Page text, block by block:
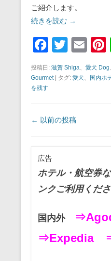
ご紹介します。
続きを読む →
F
a
c
o
k
T
wi
tt
E
m
ail
投稿日: 滋賀 Shiga、 愛犬 Dog
Gourmet| タグ: 愛犬、 国内ホ
を残す
投稿ナビゲーション
← 以前の投稿
広告
ホテル・航空券
ンクご利用くだ
国内外
⇒Expedia